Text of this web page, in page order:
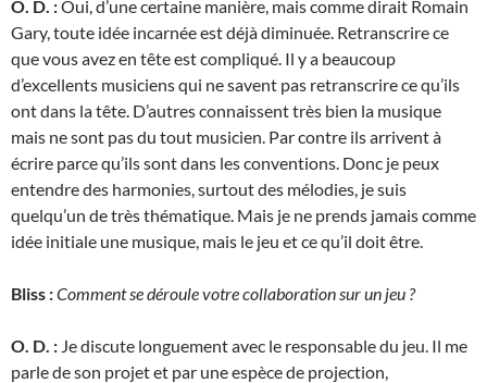
O. D. :Oui, d’une certaine manière, mais comme dirait Romain
Gary, toute idée incarnée est déjà diminuée. Retranscrire ce
que vous avez en tête est compliqué. Il y a beaucoup
d’excellents musiciens qui ne savent pas retranscrire ce qu’ils
ont dans la tête. D’autres connaissent très bien la musique
mais ne sont pas du tout musicien. Par contre ils arrivent à
écrire parce qu’ils sont dans les conventions. Donc je peux
entendre des harmonies, surtout des mélodies, je suis
quelqu’un de très thématique. Mais je ne prends jamais comme
idée initiale une musique, mais le jeu et ce qu’il doit être.
Bliss :Comment se déroule votre collaboration sur un jeu ?
O. D. : Je discute longuement avec le responsable du jeu. Il me
parle de son projet et par une espèce de projection,